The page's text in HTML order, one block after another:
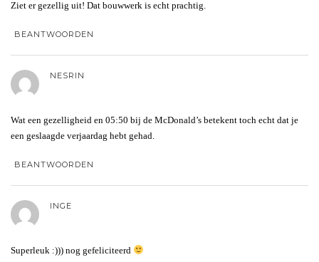
Ziet er gezellig uit! Dat bouwwerk is echt prachtig.
BEANTWOORDEN
NESRIN
Wat een gezelligheid en 05:50 bij de McDonald’s betekent toch echt dat je
een geslaagde verjaardag hebt gehad.
BEANTWOORDEN
INGE
Superleuk :))) nog gefeliciteerd